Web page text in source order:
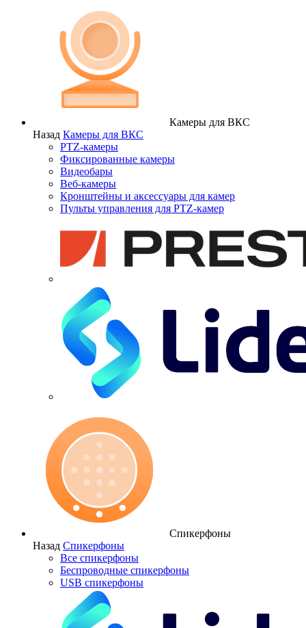
Камеры для ВКС
Назад Камеры для ВКС
PTZ-камеры
Фиксированные камеры
Видеобары
Веб-камеры
Кронштейны и аксессуары для камер
Пульты управления для PTZ-камер
Спикерфоны
Назад Спикерфоны
Все спикерфоны
Беспроводные спикерфоны
USB спикерфоны